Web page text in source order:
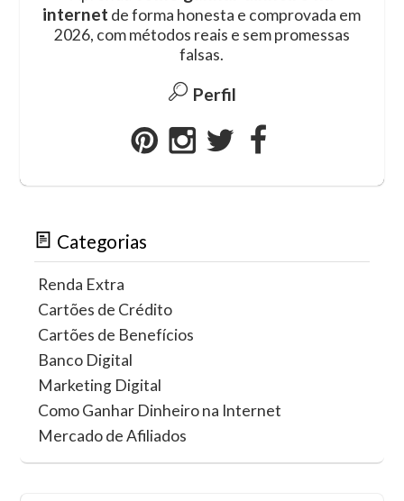
internet de forma honesta e comprovada em
2026, com métodos reais e sem promessas
falsas.
Perfil
Categorias
Renda Extra
Cartões de Crédito
Cartões de Benefícios
Banco Digital
Marketing Digital
Como Ganhar Dinheiro na Internet
Mercado de Afiliados